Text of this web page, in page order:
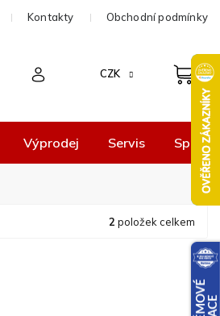
Kontakty Obchodní podmínky
CZK
Výprodej Servis
2 položek celkem